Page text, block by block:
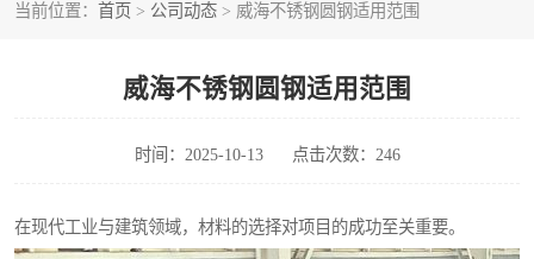
当前位置： 首页 > 公司动态 > 威海不锈钢圆钢适用范围
威海不锈钢圆钢适用范围
时间：2025-10-13 点击次数：246
在现代工业与建筑领域，材料的选择对项目的成功至关重要。
不锈钢角钢
不锈钢扁钢